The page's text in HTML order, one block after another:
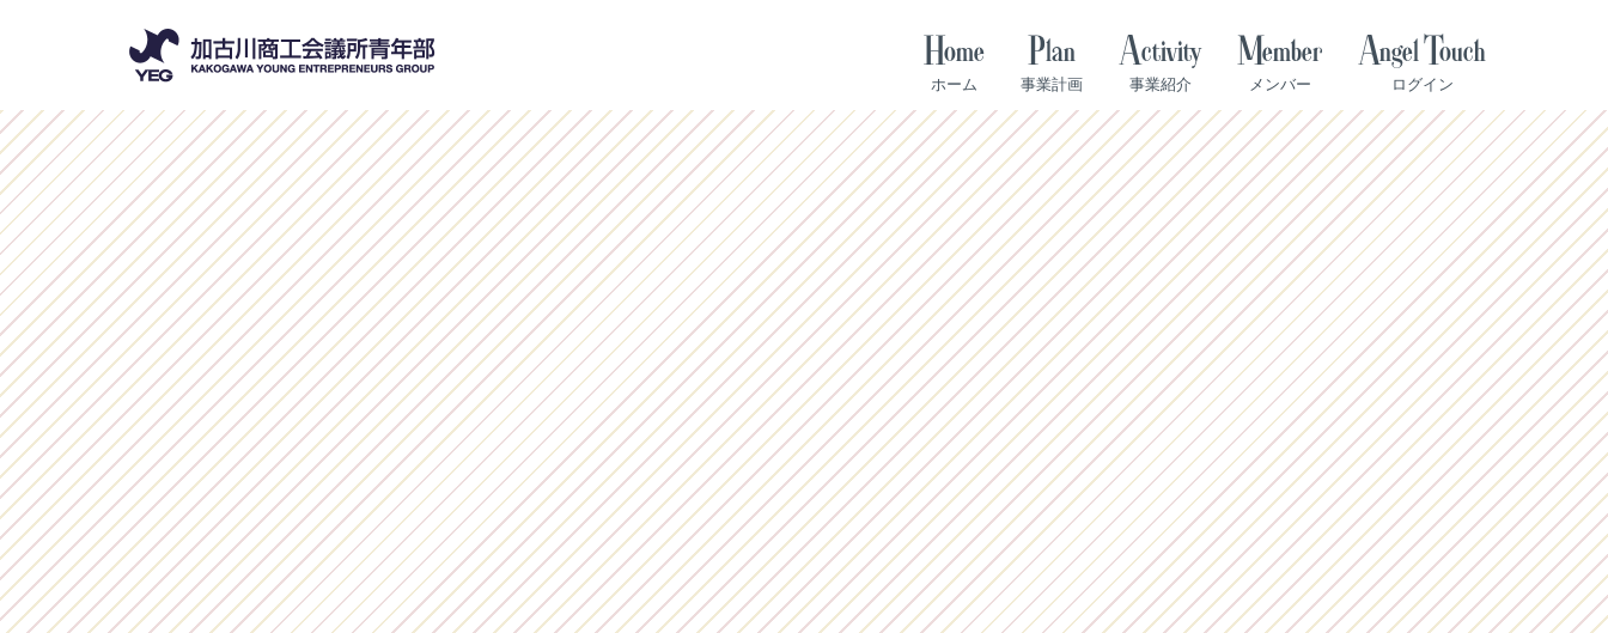
Home
ホーム
Plan
事業計画
Activity
事業紹介
Member
メンバー
Angel Touch
ログイン